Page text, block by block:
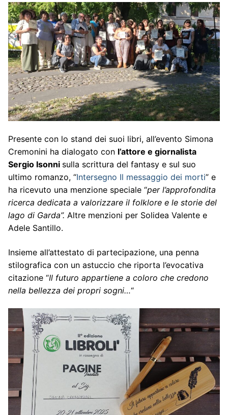
Presente con lo stand dei suoi libri, all’evento Simona
Cremonini ha dialogato con l’attore e giornalista
Sergio Isonni sulla scrittura del fantasy e sul suo
ultimo romanzo, “Intersegno Il messaggio dei morti” e
ha ricevuto una menzione speciale “per l’approfondita
ricerca dedicata a valorizzare il folklore e le storie del
lago di Garda”. Altre menzioni per Solidea Valente e
Adele Santillo.
Insieme all’attestato di partecipazione, una penna
stilografica con un astuccio che riporta l’evocativa
citazione “Il futuro appartiene a coloro che credono
nella bellezza dei propri sogni…“